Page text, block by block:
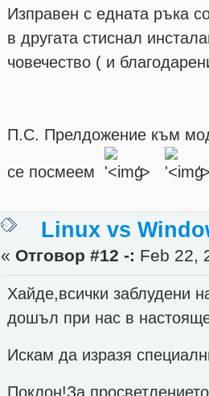
Изправен с едната ръка
в другата стиснал
човечество ( и
П.С. Прелдожение към
се посмеем '>
Linux vs
« Отговор #12 -: Feb 22,
Хайде,всички заблудени
дошъл при нас в
Искам да изразя
Поклон!За